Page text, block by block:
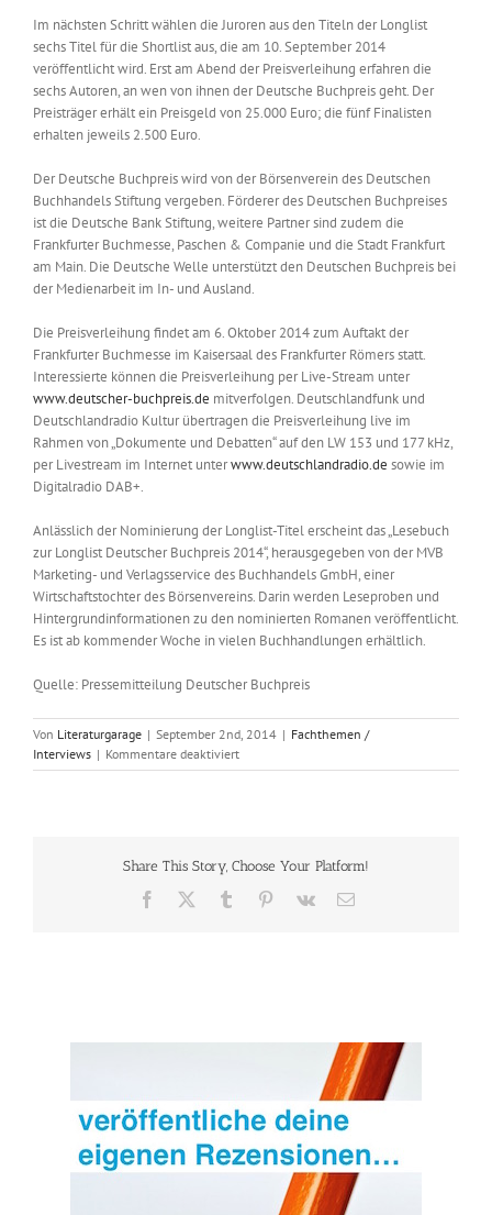
Im nächsten Schritt wählen die Juroren aus den Titeln der Longlist
sechs Titel für die Shortlist aus, die am 10. September 2014
veröffentlicht wird. Erst am Abend der Preisverleihung erfahren die
sechs Autoren, an wen von ihnen der Deutsche Buchpreis geht. Der
Preisträger erhält ein Preisgeld von 25.000 Euro; die fünf Finalisten
erhalten jeweils 2.500 Euro.
Der Deutsche Buchpreis wird von der Börsenverein des Deutschen
Buchhandels Stiftung vergeben. Förderer des Deutschen Buchpreises
ist die Deutsche Bank Stiftung, weitere Partner sind zudem die
Frankfurter Buchmesse, Paschen & Companie und die Stadt Frankfurt
am Main. Die Deutsche Welle unterstützt den Deutschen Buchpreis bei
der Medienarbeit im In- und Ausland.
Die Preisverleihung findet am 6. Oktober 2014 zum Auftakt der
Frankfurter Buchmesse im Kaisersaal des Frankfurter Römers statt.
Interessierte können die Preisverleihung per Live-Stream unter
www.deutscher-buchpreis.de mitverfolgen. Deutschlandfunk und
Deutschlandradio Kultur übertragen die Preisverleihung live im
Rahmen von „Dokumente und Debatten“ auf den LW 153 und 177 kHz,
per Livestream im Internet unterwww.deutschlandradio.de sowie im
Digitalradio DAB+.
Anlässlich der Nominierung der Longlist-Titel erscheint das „Lesebuch
zur Longlist Deutscher Buchpreis 2014“, herausgegeben von der MVB
Marketing- und Verlagsservice des Buchhandels GmbH, einer
Wirtschaftstochter des Börsenvereins. Darin werden Leseproben und
Hintergrundinformationen zu den nominierten Romanen veröffentlicht.
Es ist ab kommender Woche in vielen Buchhandlungen erhältlich.
Quelle: Pressemitteilung Deutscher Buchpreis
Von Literaturgarage | September 2nd, 2014 | Fachthemen /
Interviews | Kommentare deaktiviertfür
Deutscher
20
Romane
Share This Story, Choose Your Platform!
Facebook Tumblr Pinterest
Vk
E-